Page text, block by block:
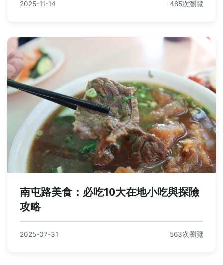
2025-11-14 485次瀏覽
南屯路美食：必吃10大在地小吃與探險
攻略
2025-07-31 563次瀏覽